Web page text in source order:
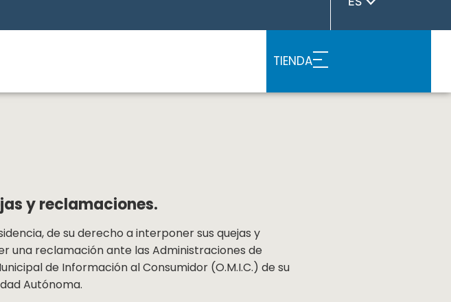
TIENDA
y reclamaciones.
de su derecho a interponer sus quejas y
una reclamación ante las Administraciones de
de Información al Consumidor (O.M.I.C.) de su
Autónoma.